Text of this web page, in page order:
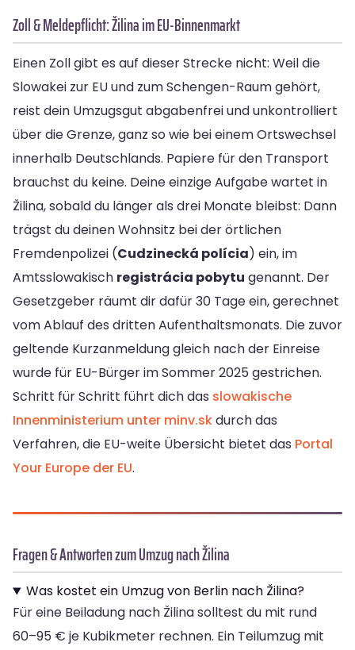
Zoll & Meldepflicht: Žilina im EU-Binnenmarkt
Einen Zoll gibt es auf dieser Strecke nicht: Weil die
Slowakei zur EU und zum Schengen-Raum gehört,
reist dein Umzugsgut abgabenfrei und unkontrolliert
über die Grenze, ganz so wie bei einem Ortswechsel
innerhalb Deutschlands. Papiere für den Transport
brauchst du keine. Deine einzige Aufgabe wartet in
Žilina, sobald du länger als drei Monate bleibst: Dann
trägst du deinen Wohnsitz bei der örtlichen
Fremdenpolizei (Cudzinecká polícia) ein, im
Amtsslowakisch registrácia pobytu genannt. Der
Gesetzgeber räumt dir dafür 30 Tage ein, gerechnet
vom Ablauf des dritten Aufenthaltsmonats. Die zuvor
geltende Kurzanmeldung gleich nach der Einreise
wurde für EU-Bürger im Sommer 2025 gestrichen.
Schritt für Schritt führt dich das slowakische
Innenministerium unter minv.skdurch das
Verfahren, die EU-weite Übersicht bietet das Portal
Your Europe der EU.
Fragen & Antworten zum Umzug nach Žilina
Was kostet ein Umzug von Berlin nach Žilina?
Für eine Beiladung nach Žilina solltest du mit rund
60–95 € je Kubikmeter rechnen. Ein Teilumzug mit